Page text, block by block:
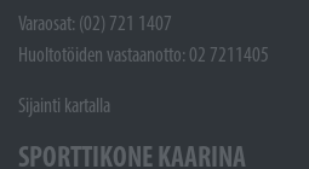
Varaosat: (02) 721 1407
Huoltotöiden vastaanotto: 02 7211405
Sijainti kartalla
SPORTTIKONE KAARINA